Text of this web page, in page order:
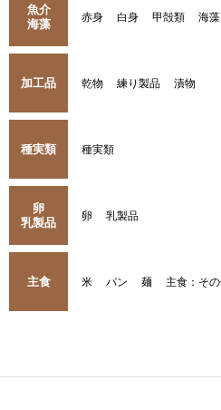
魚介
海藻
赤身 白身 甲殻類 海藻
加工品 乾物 練り製品 漬物
種実類 種実類
卵
乳製品
卵 乳製品
主食 米 パン 麺 主食：そ